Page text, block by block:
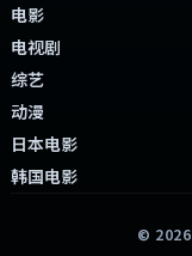
电影
电视剧
综艺
动漫
日本电影
韩国电影
© 2026